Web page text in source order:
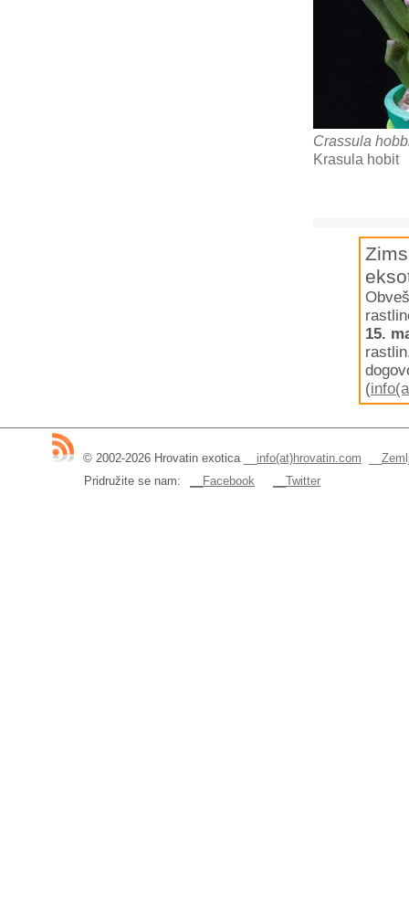
Crassula
Krasula hobit
15.
(
© 2002-2026 Hrovatin exotica__ info(at)hrovatin.com
Pridružite se nam:
__Facebook __Twitter